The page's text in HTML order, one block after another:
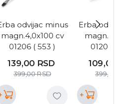
odvijac minus
magn.4,0x100 cv
01206 ( 553 )
139,00 RSD
399,00RSD
Erba
01208 (
109,00
399,00
+